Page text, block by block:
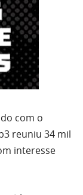
com o
reuniu 34 mil
interesse